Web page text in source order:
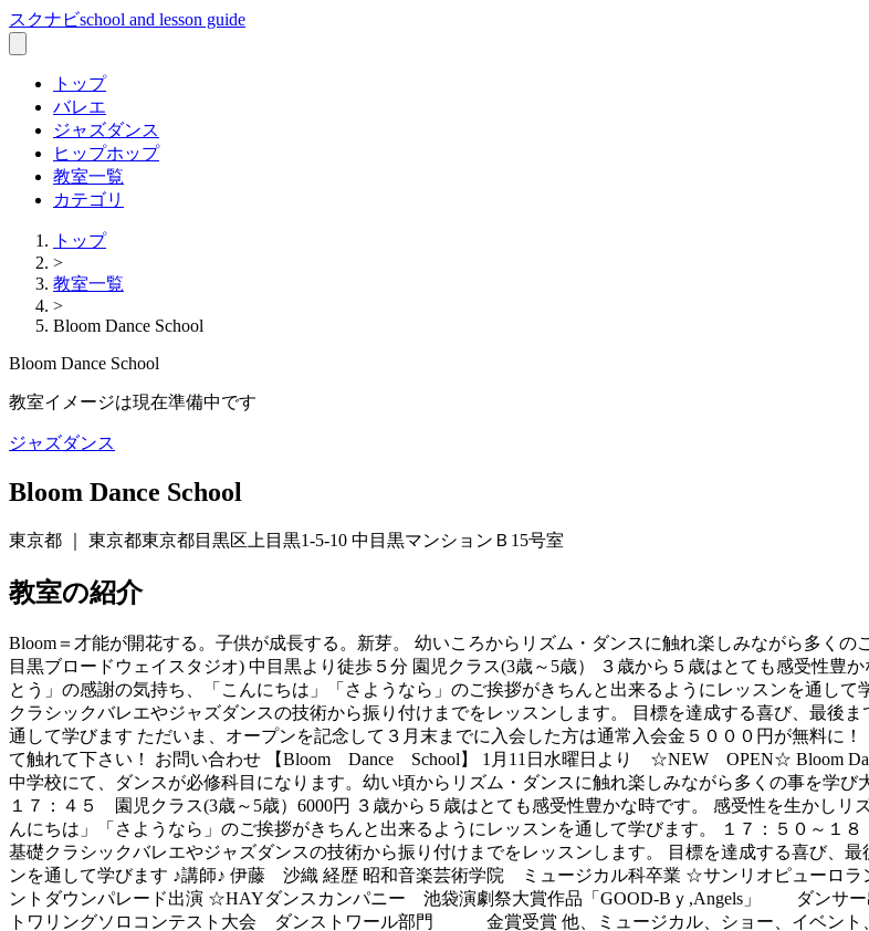
スクナビschool and lesson guide
トップ
バレエ
ジャズダンス
ヒップホップ
教室一覧
カテゴリ
トップ
>
教室一覧
>
Bloom Dance School
Bloom Dance School
教室イメージは現在準備中です
ジャズダンス
Bloom Dance School
東京都 ｜ 東京都東京都目黒区上目黒1-5-10 中目黒マンションＢ15号室
教室の紹介
Bloom＝才能が開花する。子供が成長する。新芽。 幼いころからリズム・ダンスに触れ楽しみながら多く
目黒ブロードウェイスタジオ) 中目黒より徒歩５分 園児クラス(3歳～5歳） ３歳から５歳はとても感受性豊
とう」の感謝の気持ち、「こんにちは」「さようなら」のご挨拶がきちんと出来るようにレッスンを通し
クラシックバレエやジャズダンスの技術から振り付けまでをレッスンします。 目標を達成する喜び、最後
通して学びます ただいま、オープンを記念して３月末までに入会した方は通常入会金５０００円が無料に
て触れて下さい！ お問い合わせ 【Bloom Dance School】 1月11日水曜日より ☆NEW OPEN☆ Bloom
中学校にて、ダンスが必修科目になります。幼い頃からリズム・ダンスに触れ楽しみながら多くの事を学
１７：４５ 園児クラス(3歳～5歳）6000円 ３歳から５歳はとても感受性豊かな時です。 感受性を生かし
んにちは」「さようなら」のご挨拶がきちんと出来るようにレッスンを通して学びます。 １７：５０～１
基礎クラシックバレエやジャズダンスの技術から振り付けまでをレッスンします。 目標を達成する喜び、
ンを通して学びます ♪講師♪ 伊藤 沙織 経歴 昭和音楽芸術学院 ミュージカル科卒業 ☆サンリオピュー
ントダウンパレード出演 ☆HAYダンスカンパニー 池袋演劇祭大賞作品「GOOD-Bｙ,Angels」 ダンサ
トワリングソロコンテスト大会 ダンストワール部門 金賞受賞 他、ミュージカル、ショー、イベント